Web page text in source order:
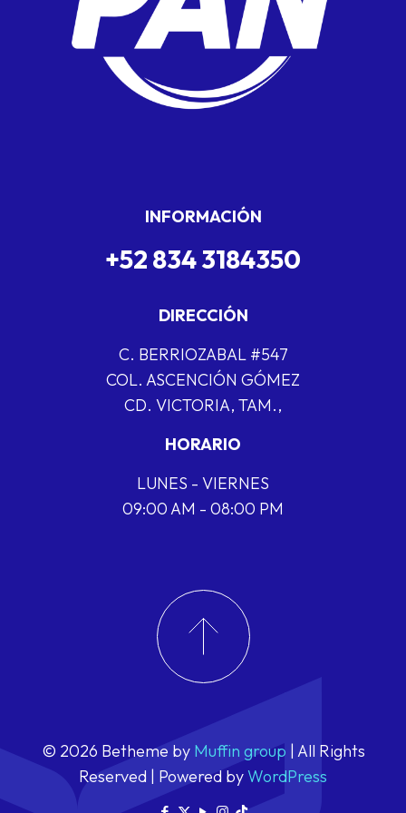
INFORMACIÓN
+52 834 3184350
DIRECCIÓN
C. BERRIOZABAL #547
COL. ASCENCIÓN GÓMEZ
CD. VICTORIA, TAM.,
HORARIO
LUNES - VIERNES
09:00 AM - 08:00 PM
© 2026 Betheme by Muffin group | All Rights
Reserved | Powered byWordPress